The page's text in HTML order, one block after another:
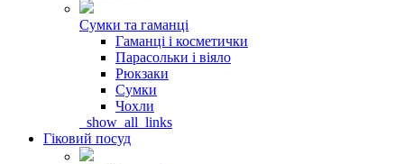
Сумки та гаманці
Гаманці і косметички
Парасольки і віяло
Рюкзаки
Сумки
Чохли
_show_all_links
Гіковий посуд